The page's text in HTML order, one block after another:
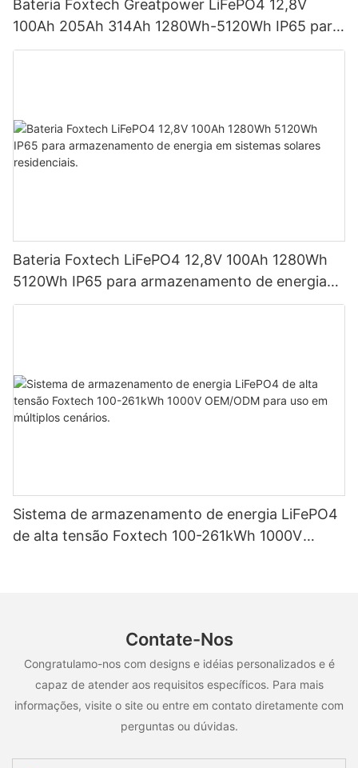
Bateria Foxtech Greatpower LiFePO4 12,8V
100Ah 205Ah 314Ah 1280Wh-5120Wh IP65 para
armazenamento de energia
Bateria Foxtech LiFePO4 12,8V 100Ah 1280Wh
5120Wh IP65 para armazenamento de energia
em sistemas solares residenciais.
Sistema de armazenamento de energia LiFePO4
de alta tensão Foxtech 100-261kWh 1000V
Contate-Nos
Congratulamo-nos com designs e idéias personalizados e é
capaz de atender aos requisitos específicos. Para mais
informações, visite o site ou entre em contato diretamente com
perguntas ou dúvidas.